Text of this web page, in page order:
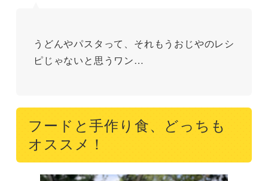
うどんやパスタって、それもうおじやのレシ
ピじゃないと思うワン…
フードと手作り食、どっちも
オススメ！